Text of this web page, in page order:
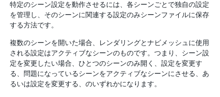
特定のシーン設定を動作させるには、各シーンごとで独自の設定
を管理し、そのシーンに関連する設定のみシーンファイルに保存
する方法です。
複数のシーンを開いた場合、レンダリングとナビメッシュに使用
される設定はアクティブなシーンのものです。つまり、シーン設
定を変更したい場合、ひとつのシーンのみ開く、設定を変更す
る、問題になっているシーンをアクティブなシーンにさせる、あ
るいは設定を変更する、のいずれかになります。